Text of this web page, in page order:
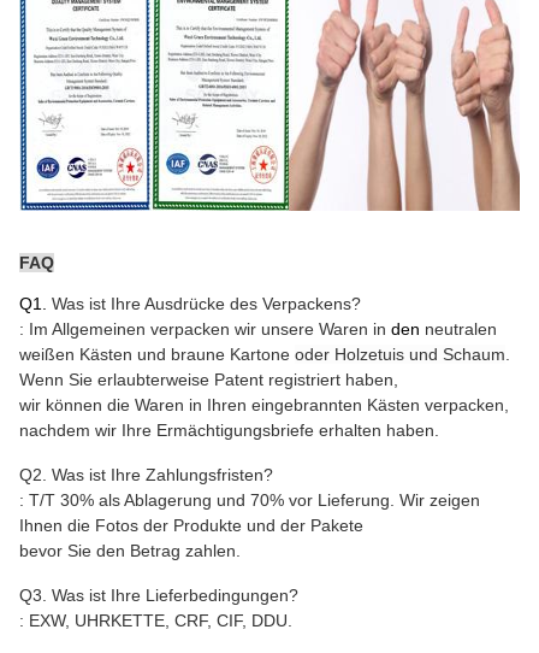
FAQ
Q1. Was ist Ihre Ausdrücke des Verpackens?
: Im Allgemeinen verpacken wir unsere Waren in den neutralen
weißen Kästen und braune Kartone oder Holzetuis und Schaum
Wenn Sie erlaubterweise Patent registriert haben,
wir können die Waren in Ihren eingebrannten Kästen verpacken,
nachdem wir Ihre Ermächtigungsbriefe erhalten haben.
Q2. Was ist Ihre Zahlungsfristen?
: T/T 30% als Ablagerung und 70% vor Lieferung. Wir zeigen
Ihnen die Fotos der Produkte und der Pakete
bevor Sie den Betrag zahlen.
Q3. Was ist Ihre Lieferbedingungen?
: EXW, UHRKETTE, CRF, CIF, DDU.